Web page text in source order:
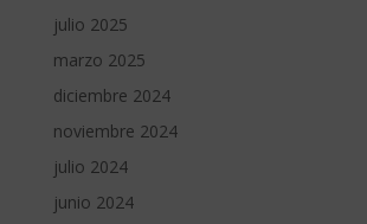
julio 2025
marzo 2025
diciembre 2024
noviembre 2024
julio 2024
junio 2024